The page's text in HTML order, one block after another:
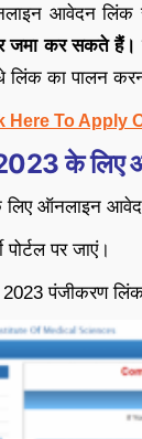
आवेदन लिंक
जमा कर सकते हैं।
का पालन
Here To Apply
2023 के
लिए ऑनलाइन
पर जाएं।
2023 पंजीकरण